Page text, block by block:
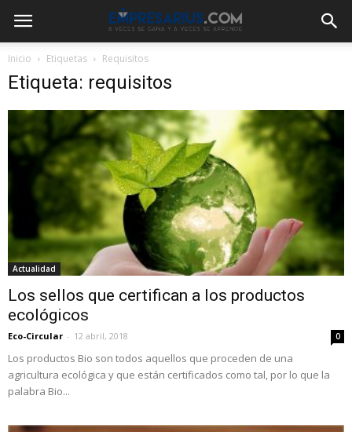
Inicio Etiquetas Requisitos
Etiqueta: requisitos
Actualidad
Los sellos que certifican a los productos
ecológicos
Eco-Circular - 12 abril, 2018 0
Los productos Bio son todos aquellos que proceden de una
agricultura ecológica y que están certificados como tal, por lo que la
palabra Bio...